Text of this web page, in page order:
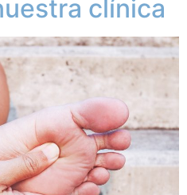
clínica